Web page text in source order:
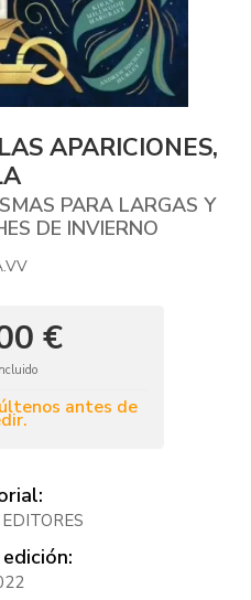
APARICIONES,
PARA LARGAS Y
DE INVIERNO
€
antes de